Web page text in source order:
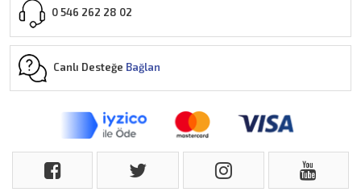
0 546 262 28 02
Canlı Desteğe Bağlan